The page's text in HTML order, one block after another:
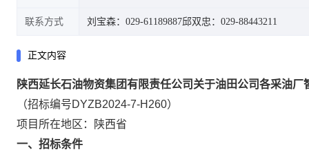
联系方式 刘宝森：029-61189887邱双忠：029-88443211
正文内容
陕西延长石油物资集团有限责任公司关于油田公司各采油
（招标编号DYZB2024-7-H260）
项目所在地区：陕西省
一、招标条件